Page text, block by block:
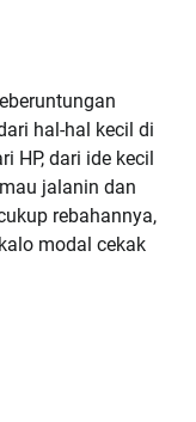
hal-hal kecil di
HP, dari ide kecil
jalanin dan
rebahannya,
modal cekak